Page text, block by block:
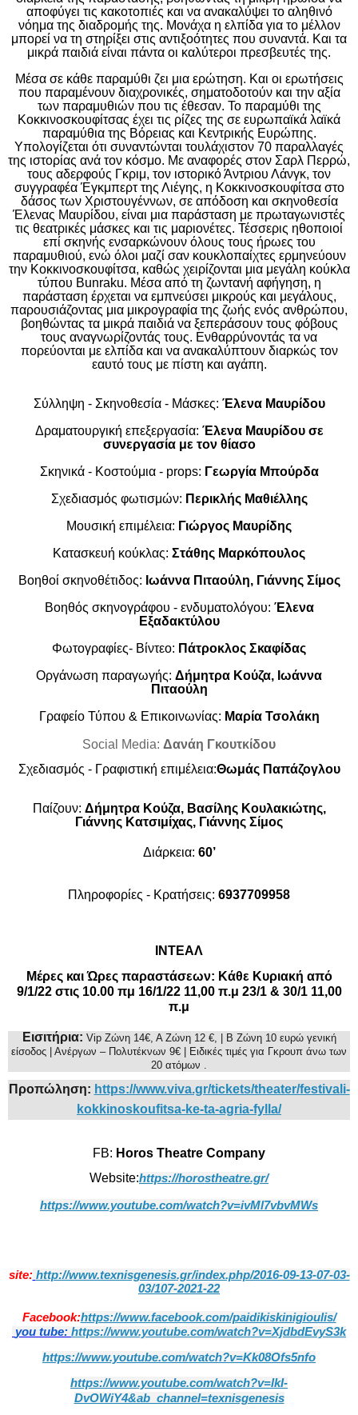
αποφύγει τις κακοτοπιές και να ανακαλύψει το αληθινό
νόημα της διαδρομής της. Μονάχα η ελπίδα για το μέλλον
μπορεί να τη στηρίξει στις αντιξοότητες που συναντά. Και τα
μικρά παιδιά είναι πάντα οι καλύτεροι πρεσβευτές της.
Μέσα σε κάθε παραμύθι ζει μια ερώτηση. Και οι ερωτήσεις
που παραμένουν διαχρονικές, σηματοδοτούν και την αξία
των παραμυθιών που τις έθεσαν. Το παραμύθι της
Κοκκινοσκουφίτσας έχει τις ρίζες της σε ευρωπαϊκά λαϊκά
παραμύθια της Βόρειας και Κεντρικής Ευρώπης.
Υπολογίζεται ότι συναντώνται τουλάχιστον 70 παραλλαγές
της ιστορίας ανά τον κόσμο. Με αναφορές στον Σαρλ Περρώ,
τους αδερφούς Γκριμ, τον ιστορικό Άντριου Λάνγκ, τον
συγγραφέα Έγκμπερτ της Λιέγης, η Κοκκινοσκουφίτσα στο
δάσος των Χριστουγέννων, σε απόδοση και σκηνοθεσία
Έλενας Μαυρίδου, είναι μια παράσταση με πρωταγωνιστές
τις θεατρικές μάσκες και τις μαριονέτες. Τέσσερις ηθοποιοί
επί σκηνής ενσαρκώνουν όλους τους ήρωες του
παραμυθιού, ενώ όλοι μαζί σαν κουκλοπαίχτες ερμηνεύουν
την Κοκκινοσκουφίτσα, καθώς χειρίζονται μια μεγάλη κούκλα
τύπου Bunraku. Μέσα από τη ζωντανή αφήγηση, η
παράσταση έρχεται να εμπνεύσει μικρούς και μεγάλους,
παρουσιάζοντας μια μικρογραφία της ζωής ενός ανθρώπου,
βοηθώντας τα μικρά παιδιά να ξεπεράσουν τους φόβους
τους αναγνωρίζοντάς τους. Ενθαρρύνοντάς τα να
πορεύονται με ελπίδα και να ανακαλύπτουν διαρκώς τον
εαυτό τους με πίστη και αγάπη.
Σύλληψη - Σκηνοθεσία - Μάσκες: Έλενα Μαυρίδου
Δραματουργική επεξεργασία: Έλενα Μαυρίδου σε
συνεργασία με τον θίασο
Σκηνικά - Κοστούμια - props: Γεωργία Μπούρδα
Σχεδιασμός φωτισμών: Περικλής Μαθιέλλης
Μουσική επιμέλεια: Γιώργος Μαυρίδης
Κατασκευή κούκλας: Στάθης Μαρκόπουλος
Βοηθοί σκηνοθέτιδος: Ιωάννα Πιταούλη, Γιάννης Σίμος
Βοηθός σκηνογράφου - ενδυματολόγου: Έλενα
Εξαδακτύλου
Φωτογραφίες- Bίντεο: Πάτροκλος Σκαφίδας
Οργάνωση παραγωγής: Δήμητρα Κούζα, Ιωάννα
Πιταούλη
Γραφείο Τύπου & Επικοινωνίας: Μαρία Τσολάκη
Social Media: Δανάη Γκουτκίδου
Σχεδιασμός - Γραφιστική επιμέλεια:Θωμάς Παπάζογλου
Παίζουν: Δήμητρα Κούζα, Βασίλης Κουλακιώτης,
Γιάννης Κατσιμίχας, Γιάννης Σίμος
Διάρκεια: 60’
Πληροφορίες - Κρατήσεις: 6937709958
ΙΝΤΕΑΛ
Μέρες και Ώρες παραστάσεων: Κάθε Κυριακή από
9/1/22 στις 10.00 πμ 16/1/22 11,00 π.μ 23/1 & 30/1 11,00
π.μ
Eισιτήρια: VipΖώνη 14€, Α Ζώνη 12 €, | Β Ζώνη 10 ευρώ γενική
είσοδος | Ανέργων – Πολυτέκνων 9€ | Ειδικές τιμές για Γκρουπ άνω των
20 ατόμων .
Προπώληση: https://www.viva.gr/tickets/theater/festivali-
kokkinoskoufitsa-ke-ta-agria-fylla/
FB: Horos Theatre Company
Website:https://horostheatre.gr/
https://www.youtube.com/watch?v=ivMl7vbvMWs
site: http://www.texnisgenesis.gr/index.php/2016-09-13-07-03-
03/107-2021-22
Facebook:https://www.facebook.com/paidikiskinigioulis/
you tube: https://www.youtube.com/watch?v=XjdbdEvyS3k
https://www.youtube.com/watch?v=Kk08Ofs5nfo
https://www.youtube.com/watch?v=lkI-
DvOWiY4&ab_channel=texnisgenesis